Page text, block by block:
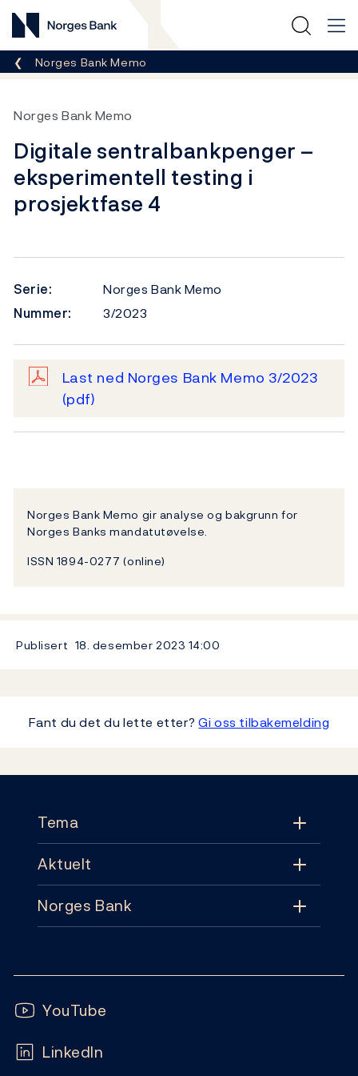
Norges Bank
Her er du nå:
Norges Bank Memo
Norges Bank Memo
Digitale sentralbankpenger –
eksperimentell testing i
prosjektfase 4
Serie:
Norges Bank Memo
Nummer:
3/2023
Last ned Norges Bank Memo 3/2023
(pdf)
Norges Bank Memo gir analyse og bakgrunn for
Norges Banks mandatutøvelse.
ISSN 1894-0277 (online)
Publisert 18. desember 2023 14:00
Fant du det du lette etter?Gi oss tilbakemelding
Tema
Tema
Pengepolitikk
Sedler og mynter
Aktuelt
Aktuelt
Publikasjoner
Kalender
Norges Bank
Abonnement
Ofte stilte spørsmål
Følg oss:
YouTube
LinkedIn